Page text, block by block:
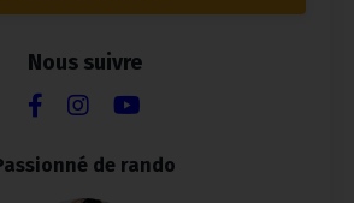
Nous suivre
de rando